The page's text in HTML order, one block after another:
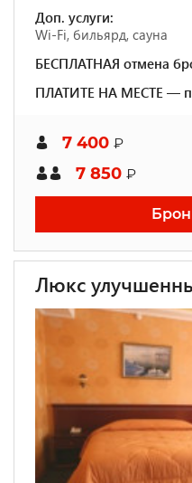
Доп. услуги:
Wi-Fi, бильярд, сауна
БЕСПЛАТНАЯ отмена
ПЛАТИТЕ НА МЕСТЕ —
7 400 ₽
7 850 ₽
Люкс